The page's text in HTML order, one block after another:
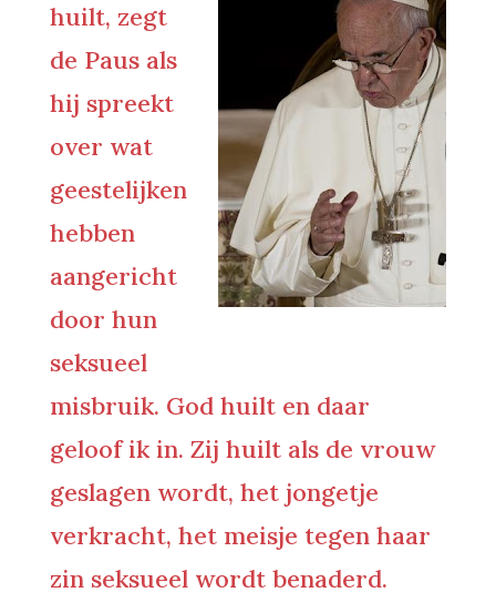
huilt, zegt
de Paus als
hij spreekt
over wat
geestelijken
hebben
aangericht
door hun
seksueel
misbruik. God huilt en daar
geloof ik in. Zij huilt als de vrouw
geslagen wordt, het jongetje
verkracht, het meisje tegen haar
zin seksueel wordt benaderd.